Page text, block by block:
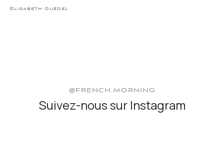
Elisabeth Guédel
@FRENCH.MORNING
Suivez-nous sur Instagram